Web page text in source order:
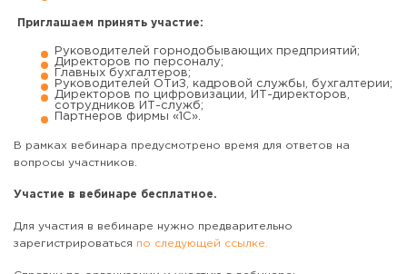
Приглашаем принять участие:
Руководителей горнодобывающих предприятий;
Директоров по персоналу;
Главных бухгалтеров;
Руководителей ОТиЗ, кадровой службы, бухгалтерии;
Директоров по цифровизации, ИТ-директоров,
сотрудников ИТ-служб;
Партнеров фирмы «1С».
В рамках вебинара предусмотрено время для ответов на
вопросы участников.
Участие в вебинаре бесплатное.
Для участия в вебинаре нужно предварительно
зарегистрироваться по следующей ссылке.